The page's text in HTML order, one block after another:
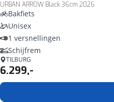
URBAN ARROW Black 36cm 2026
Bakfiets
Unisex
1 versnellingen
Schijfrem
TILBURG
6.299,-